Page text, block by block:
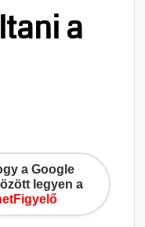
a
a Google
legyen a